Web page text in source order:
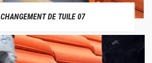
CHANGEMENT DE TUILE 07